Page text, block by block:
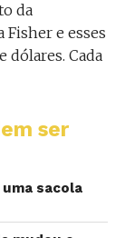
da
Fisher e esses
dólares. Cada
ser
sacola